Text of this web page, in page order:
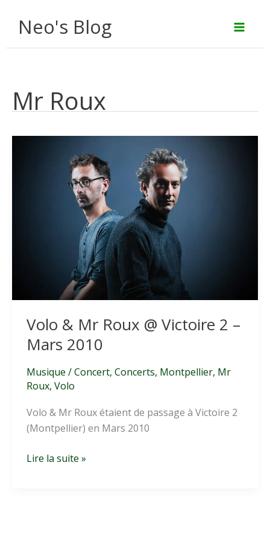
Neo's Blog
Mr Roux
Volo & Mr Roux @ Victoire 2 –
Mars 2010
Musique /Concert, Concerts, Montpellier, Mr
Roux, Volo
Volo & Mr Roux étaient de passage à Victoire 2
(Montpellier) en Mars 2010
Volo
Lire la suite »